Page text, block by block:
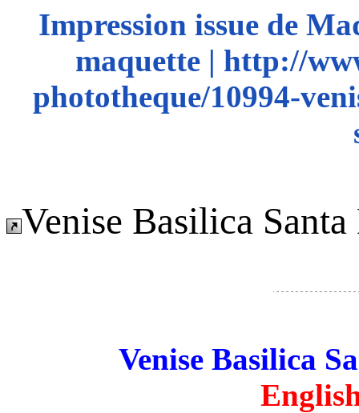
Impression issue de
maquette | http://
phototheque/10994-
Venise Basilica
Venise Basilica